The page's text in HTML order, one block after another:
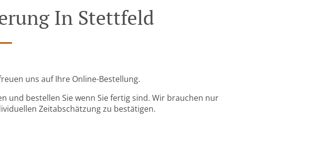
In Stettfeld
uns auf Ihre Online-Bestellung.
und bestellen Sie wenn Sie fertig sind. Wir brauchen nur
Zeitabschätzung zu bestätigen.